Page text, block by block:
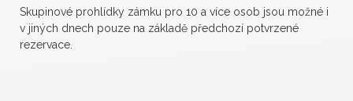
Skupinové prohlídky zámku pro 10 a více osob jsou možné i
v jiných dnech pouze na základě předchozí potvrzené
rezervace.